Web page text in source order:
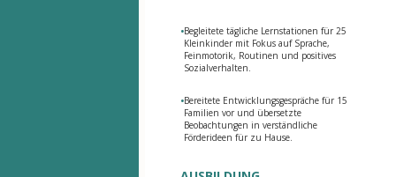
•Begleitete tägliche Lernstationen für 25
Kleinkinder mit Fokus auf Sprache,
Feinmotorik, Routinen und positives
Sozialverhalten.
•Bereitete Entwicklungsgespräche für 15
Familien vor und übersetzte
Beobachtungen in verständliche
Förderideen für zu Hause.